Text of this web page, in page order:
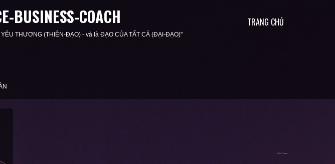
BUSINESS-COACH
THƯƠNG (THIÊN-ĐẠO) - và là ĐẠO CỦA TẤT CẢ (ĐẠI-ĐẠO)"
TRANG CHỦ